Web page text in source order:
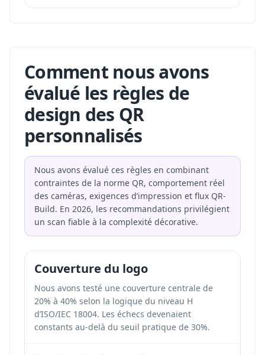
Comment nous avons
évalué les règles de
design des QR
personnalisés
Nous avons évalué ces règles en combinant
contraintes de la norme QR, comportement réel
des caméras, exigences d’impression et flux QR-
Build. En 2026, les recommandations privilégient
un scan fiable à la complexité décorative.
Couverture du logo
Nous avons testé une couverture centrale de
20% à 40% selon la logique du niveau H
d’ISO/IEC 18004. Les échecs devenaient
constants au-delà du seuil pratique de 30%.